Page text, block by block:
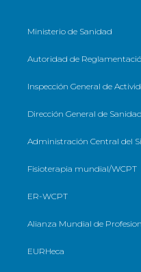
Ministerio de Sanidad
Autoridad de
Inspección General de
Dirección General de Sanidad
Administración Central del
Fisioterapia mundial/WCPT
ER-WCPT
Alianza Mundial de
EURHeca